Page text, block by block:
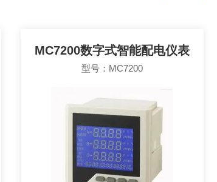
MC7200数字式智能配电仪表
型号：MC7200